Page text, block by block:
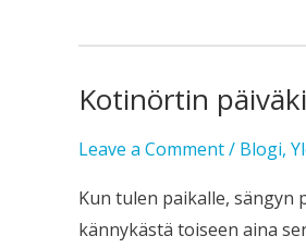
Kotinörtin
Leave a Comment/ Blogi,
Kun tulen paikalle,
kännykästä toiseen aina
Kotinörtin